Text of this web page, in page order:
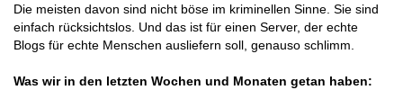
Die meisten davon sind nicht böse im kriminellen Sinne. Sie sind
einfach rücksichtslos. Und das ist für einen Server, der echte
Blogs für echte Menschen ausliefern soll, genauso schlimm.
Was wir in den letzten Wochen und Monaten getan haben: